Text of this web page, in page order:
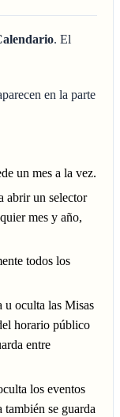
. El
en la parte
un mes a la vez.
abrir un selector
mes y año,
todos los
oculta las Misas
horario público
entre
los eventos
también se guarda